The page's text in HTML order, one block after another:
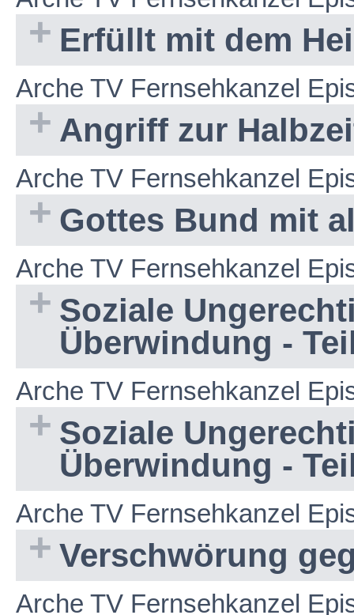
Erfüllt mit dem
Arche TV Fernsehkanzel
Angriff zur
Arche TV Fernsehkanzel
Gottes Bund mit
Arche TV Fernsehkanzel
Soziale
Überwindung -
Arche TV Fernsehkanzel
Soziale
Überwindung -
Arche TV Fernsehkanzel
Verschwörung
Arche TV Fernsehkanzel